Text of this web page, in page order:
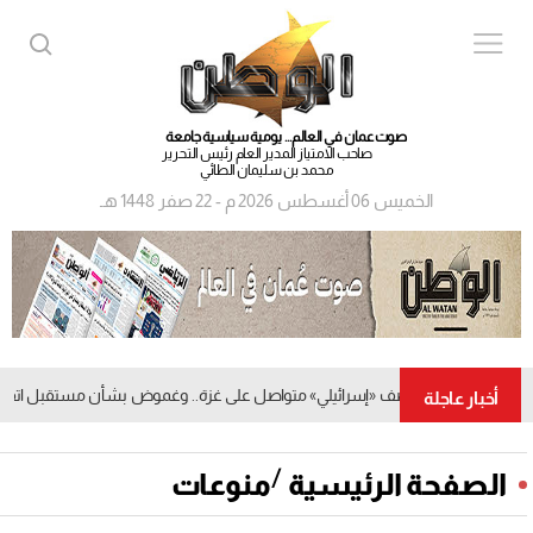
صوت عمان في العالم... يومية سياسية جامعة
صاحب الامتياز المدير العام رئيس التحرير
محمد بن سليمان الطائي
الخميس 06 أغسطس 2026 م - 22 صفر 1448 هـ
أخبار عاجلةقصف «إسرائيلي» متواصل على غزة.. وغموض بشأن مستقبل اتفاق
الصفحة الرئيسية /منوعات